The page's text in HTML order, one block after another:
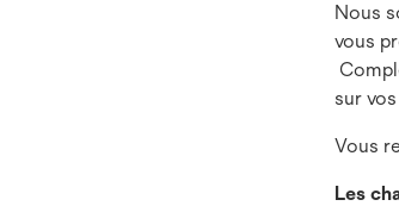
Nous
vous
sur
Vous
Les